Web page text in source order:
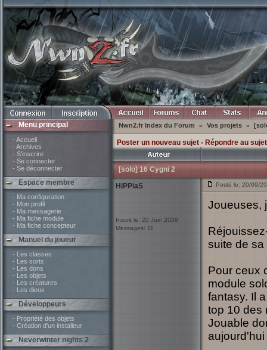
Menu principal
- Accueil
- Archives
- S'inscrire
- Se connecter
- Se déconnecter
Espace membre
- Ma configuration
- Mon profil
- Ma messagerie
- Ma fiche module
- Ma fiche concepteur
Manuel du joueur
- Les classes
- Les sorts
- Les dons
- Les objets
- Les créatures
- Les dieux
Développeurs
- Propriété des objets
- Création d'un installeur
Neverwinter nights 2
Nwn2.fr Index du Forum » Vos projets »
Poster un nouveau sujet- Répondre au sujet
[solo] 16 Cygni 2
HiPPiaS
Inscrit le: 20 Juin 2009
Messages: 11
Posté le: 20/09/
Joueuses,
suite de
Pour ceux
module
fantasy. Il
top 10 des
Jouable